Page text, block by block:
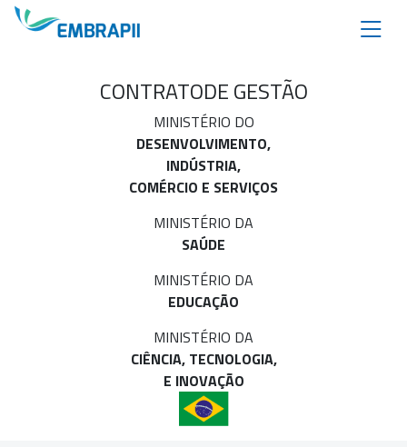
CONTRATODE GESTÃO
MINISTÉRIO DO
DESENVOLVIMENTO,
INDÚSTRIA,
COMÉRCIO E SERVIÇOS
MINISTÉRIO DA
SAÚDE
MINISTÉRIO DA
EDUCAÇÃO
MINISTÉRIO DA
CIÊNCIA, TECNOLOGIA,
E INOVAÇÃO